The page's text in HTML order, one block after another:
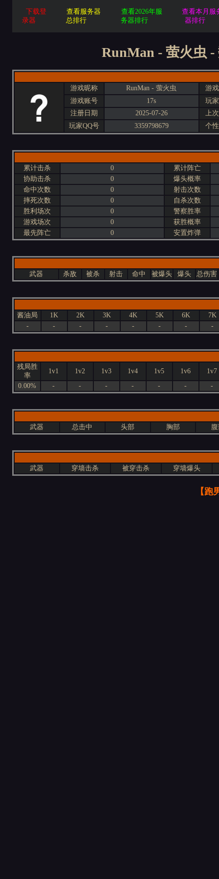
下载登
录器
查看服务器
总排行
查看2026年服
务器排行
查看本月服
器排行
RunMan - 萤火虫 -
游戏昵称 RunMan - 萤火虫
游
游戏账号
17s
玩
注册日期
2025-07-26
上
玩家QQ号
3359798679 个
累计击杀 0
累计阵亡
协助击杀
0
爆头概率
命中次数
0
射击次数
摔死次数
0
自杀次数
胜利场次
0
警察胜率
游戏场次
0
获胜概率
最先阵亡
0 安置炸弹
武器 杀敌 被杀 射击 命中 被爆头 爆头 总伤害
酱油局 1K 2K 3K 4K 5K 6K
7K
-
- - - - - - -
残局胜
率
1v1 1v2 1v3 1v4 1v5 1v6
1v7
0.00%
- - - - - - -
武器 总击中 头部 胸部
武器 穿墙击杀 被穿击杀 穿墙爆头
【跑